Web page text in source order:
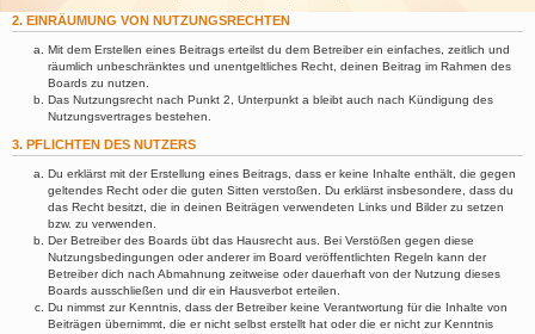
2. EINRÄUMUNG VON NUTZUNGSRECHTEN
Mit dem Erstellen eines Beitrags erteilst du dem Betreiber ein einfaches, zeitlich und
räumlich unbeschränktes und unentgeltliches Recht, deinen Beitrag im Rahmen des
Boards zu nutzen.
Das Nutzungsrecht nach Punkt 2, Unterpunkt a bleibt auch nach Kündigung des
Nutzungsvertrages bestehen.
3. PFLICHTEN DES NUTZERS
Du erklärst mit der Erstellung eines Beitrags, dass er keine Inhalte enthält, die gegen
geltendes Recht oder die guten Sitten verstoßen. Du erklärst insbesondere, dass du
das Recht besitzt, die in deinen Beiträgen verwendeten Links und Bilder zu setzen
bzw. zu verwenden.
Der Betreiber des Boards übt das Hausrecht aus. Bei Verstößen gegen diese
Nutzungsbedingungen oder anderer im Board veröffentlichten Regeln kann der
Betreiber dich nach Abmahnung zeitweise oder dauerhaft von der Nutzung dieses
Boards ausschließen und dir ein Hausverbot erteilen.
Du nimmst zur Kenntnis, dass der Betreiber keine Verantwortung für die Inhalte von
Beiträgen übernimmt, die er nicht selbst erstellt hat oder die er nicht zur Kenntnis